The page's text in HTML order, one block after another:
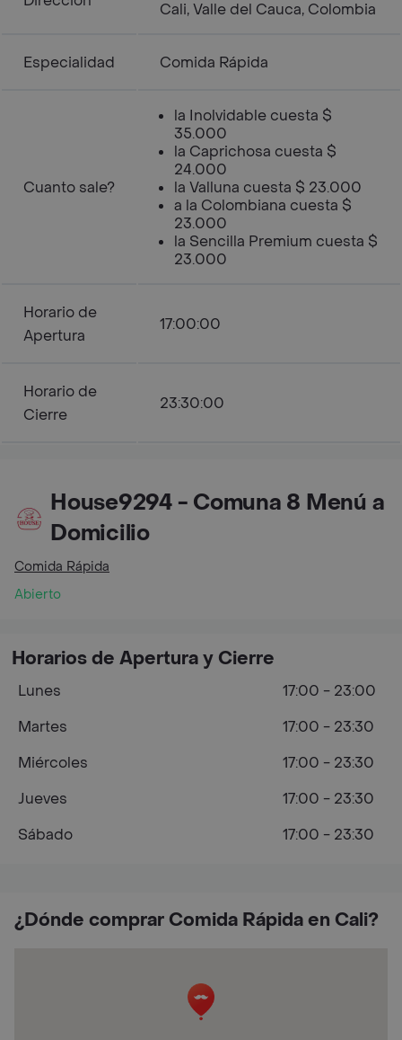
Cali, Valle del Cauca, Colombia
Especialidad Comida Rápida
Cuanto sale?
la Inolvidable cuesta $
35.000
la Caprichosa cuesta $
24.000
la Valluna cuesta $ 23.000
a la Colombiana cuesta $
23.000
la Sencilla Premium cuesta $
23.000
Horario de
Apertura
17:00:00
Horario de
Cierre
23:30:00
House9294 - Comuna 8 Menú a
Domicilio
Comida Rápida
Abierto
¿Dónde comprar Comida Rápida en Cali?
Horarios de Apertura y Cierre
Lunes
17:00 - 23:00
Martes
17:00 - 23:30
Miércoles
17:00 - 23:30
Jueves
17:00 - 23:30
Sábado
17:00 - 23:30